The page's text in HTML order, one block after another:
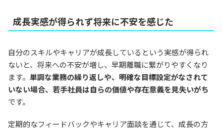
成長実感が得られず将来に不安を感じた
自分のスキルやキャリアが成長しているという実感が得られ
ないと、将来への不安が増し、早期離職に繋がりやすくなり
ます。 単調な業務の繰り返しや、明確な目標設定がなされて
いない場合、若手社員は自らの価値や存在意義を見失いがち
です。
定期的なフィードバックやキャリア面談を通じて、成長の方